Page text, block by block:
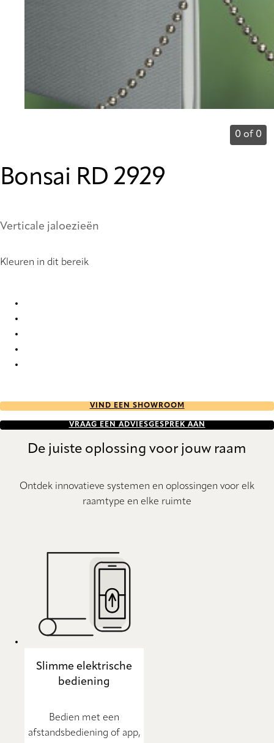
0 of 0
Bonsai RD 2929
Verticale jaloezieën
Kleuren in dit bereik
VIND EEN SHOWROOM
VRAAG EEN ADVIESGESPREK AAN
De juiste oplossing voor jouw raam
Ontdek innovatieve systemen en oplossingen voor elk
raamtype en elke ruimte
Slimme elektrische
bediening
Bedien met een
afstandsbediening of app,